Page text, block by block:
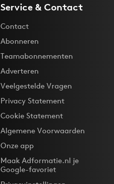
Service & Contact
Contact
Abonneren
Teamabonnementen
Adverteren
Veelgestelde Vragen
Privacy Statement
Cookie Statement
Algemene Voorwaarden
Onze app
Maak Adformatie.nl je
Google-favoriet